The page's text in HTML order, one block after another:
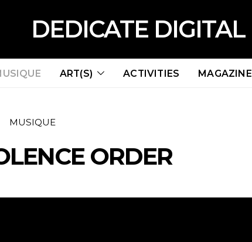
DEDICATE DIGITAL
ART(S) ACTIVITIES MAGAZINE
MUSIQUE
ORDER